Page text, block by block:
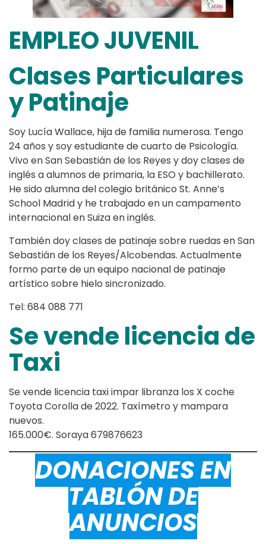
EMPLEO JUVENIL
Clases Particulares
y Patinaje
Soy Lucía Wallace, hija de familia numerosa. Tengo
24 años y soy estudiante de cuarto de Psicología.
Vivo en San Sebastián de los Reyes y doy clases de
inglés a alumnos de primaria, la ESO y bachillerato.
He sido alumna del colegio británico St. Anne’s
School Madrid y he trabajado en un campamento
internacional en Suiza en inglés.
También doy clases de patinaje sobre ruedas en San
Sebastián de los Reyes/Alcobendas. Actualmente
formo parte de un equipo nacional de patinaje
artístico sobre hielo sincronizado.
Tel: 684 088 771
Se vende licencia de
Taxi
Se vende licencia taxi impar libranza los X coche
Toyota Corolla de 2022. Taxímetro y mampara
nuevos.
165.000€. Soraya 679876623
DONACIONES EN
TABLÓN DE
ANUNCIOS